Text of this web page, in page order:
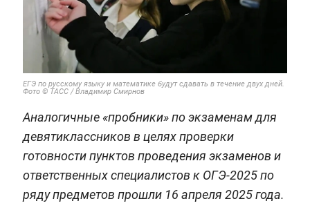
ЕГЭ по русскому языку и математике будут сдавать в течение двух дней.
Фото © ТАСС / Владимир Смирнов
Аналогичные «пробники» по экзаменам для
девятиклассников в целях проверки
готовности пунктов проведения экзаменов и
ответственных специалистов к ОГЭ-2025 по
ряду предметов прошли 16 апреля 2025 года.